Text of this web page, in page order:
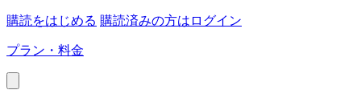
購読をはじめる 購読済みの方はログイン
プラン・料金